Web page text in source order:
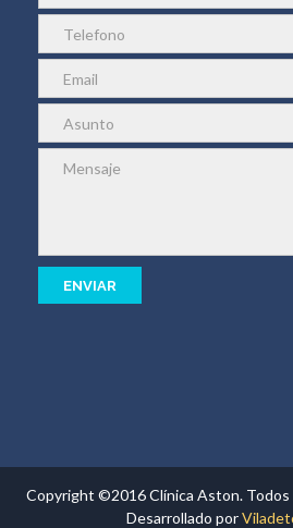
Copyright ©2016 Clínica Aston. Todos
Desarrollado por